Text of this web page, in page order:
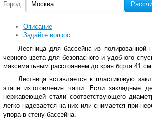
Город:
Описание
Задайте вопрос
Лестница для бассейна из
черного цвета для безопасного и удобного
максимальным расстоянием до края борта 41
Лестница вставляется в пластиковую
этапе изготовления чаши. Если закладные
нержавеющей стали соответствующего
легко надевается на них или снимается при
упора в стену бассейна.